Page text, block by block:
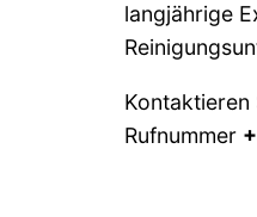
langjährige
Kontaktieren
Rufnummer